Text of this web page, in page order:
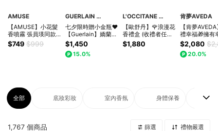
AMUSE
【AMUSE】小花髮
香噴霧 張員瑛同款
秀髮香水
$749 $999
GUERLAIN 嬌蘭LINE官方旗艦館
七夕限時贈小金瓶❤️
【Guerlain】嬌蘭
KISSKISS法式之吻
波光蜜漾護唇膏｜宋
慧喬護唇膏｜滋潤型
$1,450
15.0%
L'OCCITANE 歐舒丹
【歐舒丹】🌹浪漫花
香禮盒 (收禮者任選
香氛)🌹(護手霜+沐
浴膠+禮盒)『LINE
$1,880
肯夢AVEDA
【肯夢
禮幸福🎁擁有
氣好人氣 純淨
刻字按摩梳組
LINE禮物獨家
$2,080
20.0%
全部 底妝彩妝 室內香氛 身體保養 美
1,767 個商品 篩選 禮物嚴選